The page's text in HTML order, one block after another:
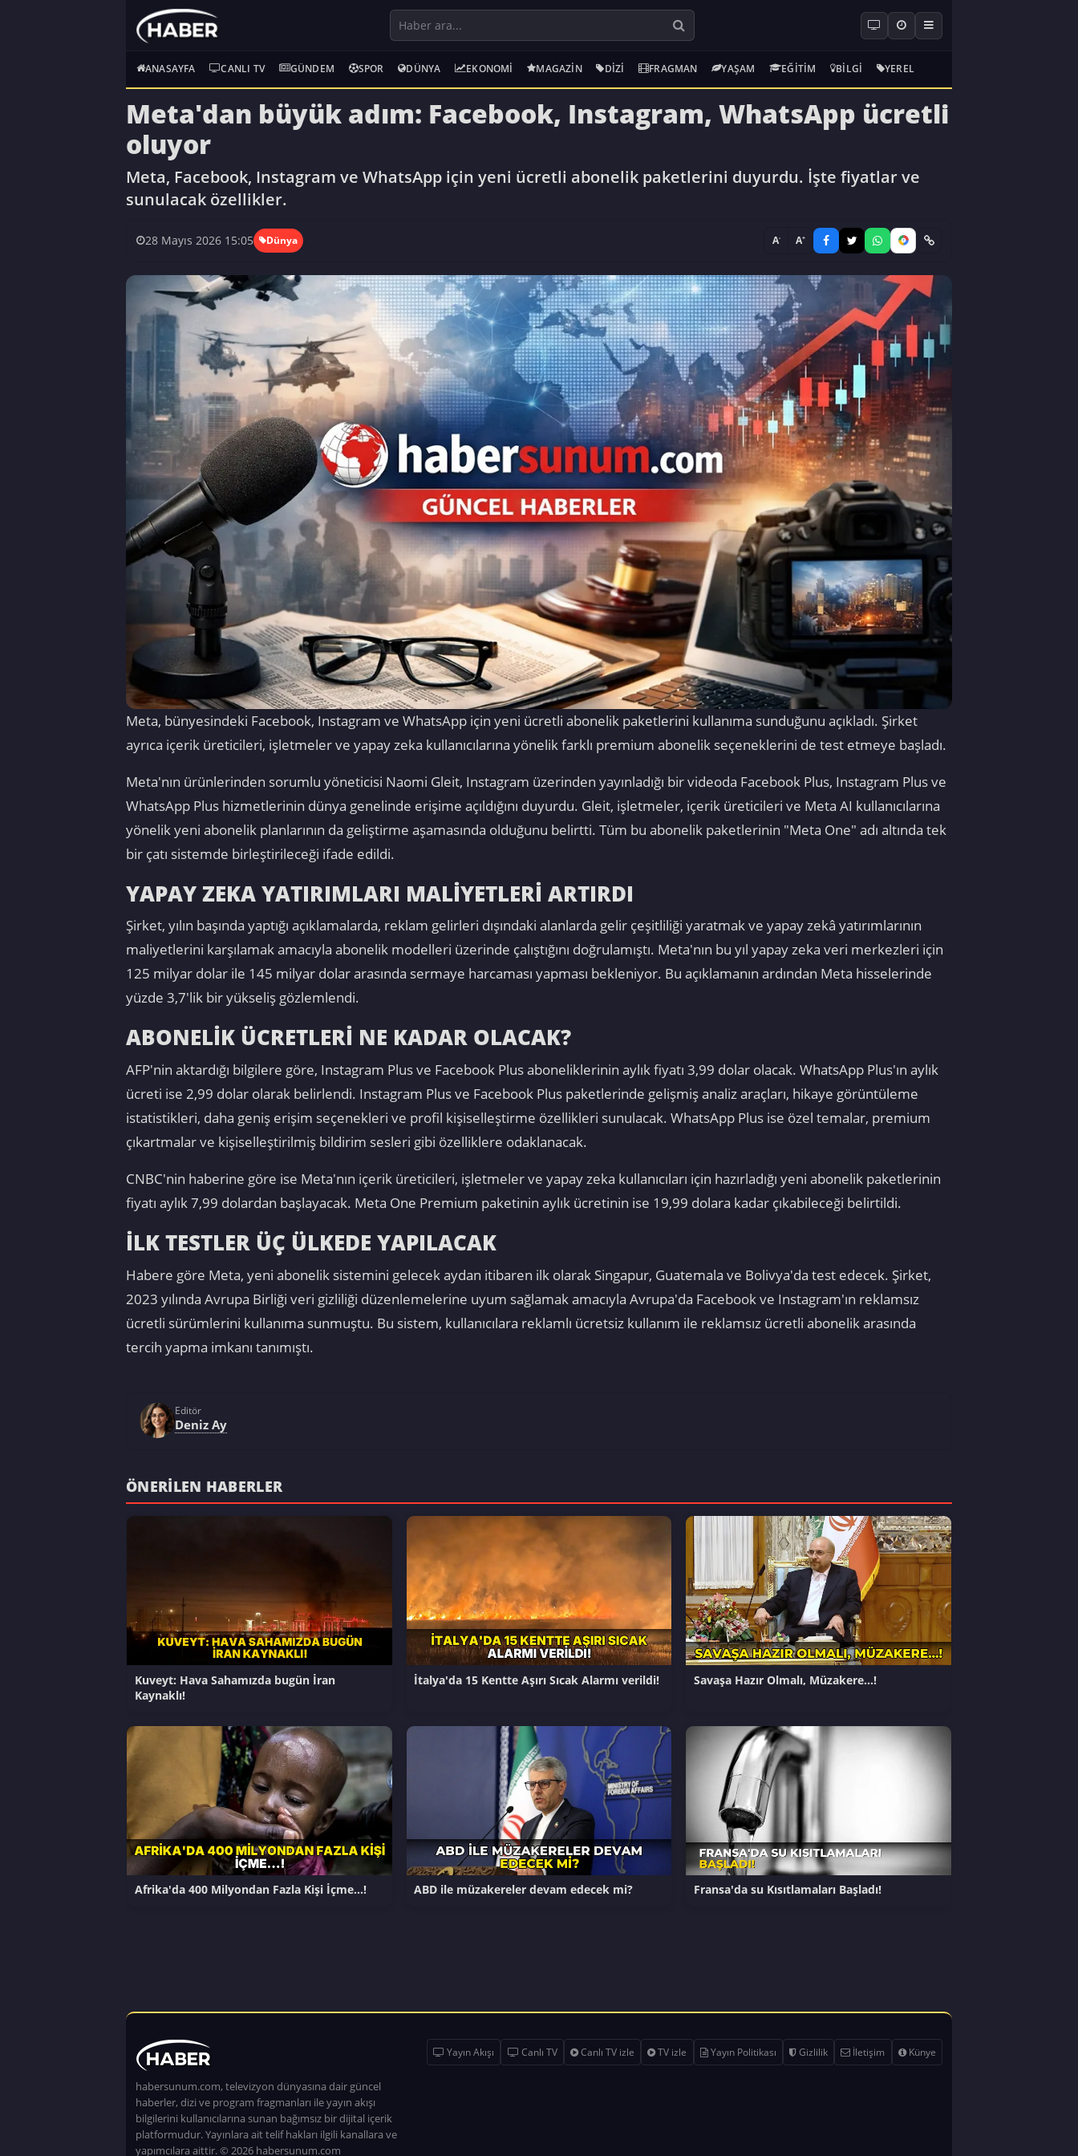
ANASAYFA CANLI TV GÜNDEM SPOR DÜNYA EKONOMI MAGAZIN DIZI FRAGMAN YAŞAM EĞITIM BILGI YEREL
Meta'dan büyük adım: Facebook, Instagram, WhatsApp ücretli
oluyor
Meta, Facebook, Instagram ve WhatsApp için yeni ücretli abonelik paketlerini duyurdu. İşte fiyatlar ve
sunulacak özellikler.
28 Mayıs 2026 15:05 Dünya A- A+
Meta, bünyesindeki Facebook, Instagram ve WhatsApp için yeni ücretli abonelik paketlerini kullanıma sunduğunu açıkladı. Şirket
ayrıca içerik üreticileri, işletmeler ve yapay zeka kullanıcılarına yönelik farklı premium abonelik seçeneklerini de test etmeye başladı.
Meta'nın ürünlerinden sorumlu yöneticisi Naomi Gleit, Instagram üzerinden yayınladığı bir videoda Facebook Plus, Instagram Plus ve
WhatsApp Plus hizmetlerinin dünya genelinde erişime açıldığını duyurdu. Gleit, işletmeler, içerik üreticileri ve Meta AI kullanıcılarına
yönelik yeni abonelik planlarının da geliştirme aşamasında olduğunu belirtti. Tüm bu abonelik paketlerinin "Meta One" adı altında tek
bir çatı sistemde birleştirileceği ifade edildi.
YAPAY ZEKA YATIRIMLARI MALİYETLERİ ARTIRDI
Şirket, yılın başında yaptığı açıklamalarda, reklam gelirleri dışındaki alanlarda gelir çeşitliliği yaratmak ve yapay zekâ yatırımlarının
maliyetlerini karşılamak amacıyla abonelik modelleri üzerinde çalıştığını doğrulamıştı. Meta'nın bu yıl yapay zeka veri merkezleri için
125 milyar dolar ile 145 milyar dolar arasında sermaye harcaması yapması bekleniyor. Bu açıklamanın ardından Meta hisselerinde
yüzde 3,7'lik bir yükseliş gözlemlendi.
ABONELİK ÜCRETLERİ NE KADAR OLACAK?
AFP'nin aktardığı bilgilere göre, Instagram Plus ve Facebook Plus aboneliklerinin aylık fiyatı 3,99 dolar olacak. WhatsApp Plus'ın aylık
ücreti ise 2,99 dolar olarak belirlendi. Instagram Plus ve Facebook Plus paketlerinde gelişmiş analiz araçları, hikaye görüntüleme
istatistikleri, daha geniş erişim seçenekleri ve profil kişiselleştirme özellikleri sunulacak. WhatsApp Plus ise özel temalar, premium
çıkartmalar ve kişiselleştirilmiş bildirim sesleri gibi özelliklere odaklanacak.
CNBC'nin haberine göre ise Meta'nın içerik üreticileri, işletmeler ve yapay zeka kullanıcıları için hazırladığı yeni abonelik paketlerinin
fiyatı aylık 7,99 dolardan başlayacak. Meta One Premium paketinin aylık ücretinin ise 19,99 dolara kadar çıkabileceği belirtildi.
İLK TESTLER ÜÇ ÜLKEDE YAPILACAK
Habere göre Meta, yeni abonelik sistemini gelecek aydan itibaren ilk olarak Singapur, Guatemala ve Bolivya'da test edecek. Şirket,
2023 yılında Avrupa Birliği veri gizliliği düzenlemelerine uyum sağlamak amacıyla Avrupa'da Facebook ve Instagram'ın reklamsız
ücretli sürümlerini kullanıma sunmuştu. Bu sistem, kullanıcılara reklamlı ücretsiz kullanım ile reklamsız ücretli abonelik arasında
tercih yapma imkanı tanımıştı.
Editör
Deniz Ay
ÖNERILEN HABERLER
Kuveyt: Hava Sahamızda bugün İran
Kaynaklı!
İtalya'da 15 Kentte Aşırı Sıcak Alarmı verildi! Savaşa Hazır Olmalı, Müzakere…!
Afrika'da 400 Milyondan Fazla Kişi İçme…! ABD ile müzakereler devam edecek mi? Fransa'da su Kısıtlamaları Başladı!
habersunum.com, televizyon dünyasına dair güncel
haberler, dizi ve program fragmanları ile yayın akışı
bilgilerini kullanıcılarına sunan bağımsız bir dijital içerik
platformudur. Yayınlara ait telif hakları ilgili kanallara ve
yapımcılara aittir. © 2026 habersunum.com
Yayın Akışı Canlı TV Canlı TV izle TV izle Yayın Politikası Gizlilik İletişim Künye